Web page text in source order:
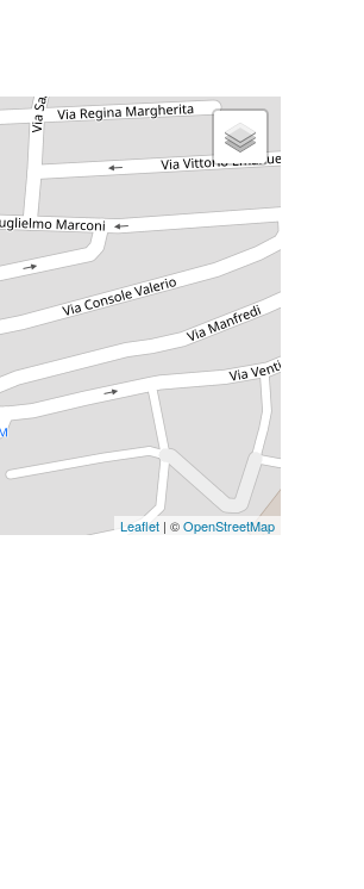
Leaflet| ©OpenStreetMap